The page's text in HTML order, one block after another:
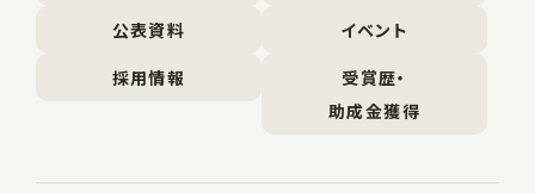
公表資料
イベント
採用情報
受賞歴・
助成金獲得